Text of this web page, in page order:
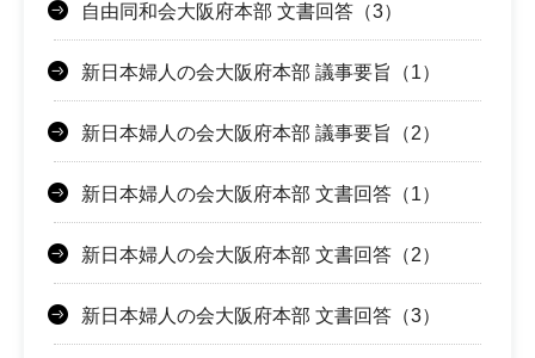
自由同和会大阪府本部 文書回答（3）
新日本婦人の会大阪府本部 議事要旨（1）
新日本婦人の会大阪府本部 議事要旨（2）
新日本婦人の会大阪府本部 文書回答（1）
新日本婦人の会大阪府本部 文書回答（2）
新日本婦人の会大阪府本部 文書回答（3）